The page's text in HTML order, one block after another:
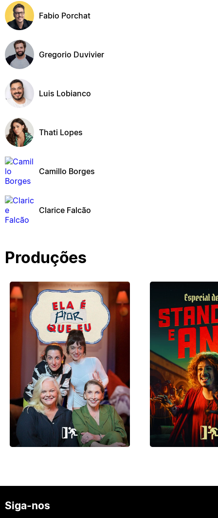
Fabio Porchat
Gregorio Duvivier
Luis Lobianco
Thati Lopes
Camillo Borges
Clarice Falcão
Produções
Siga-nos